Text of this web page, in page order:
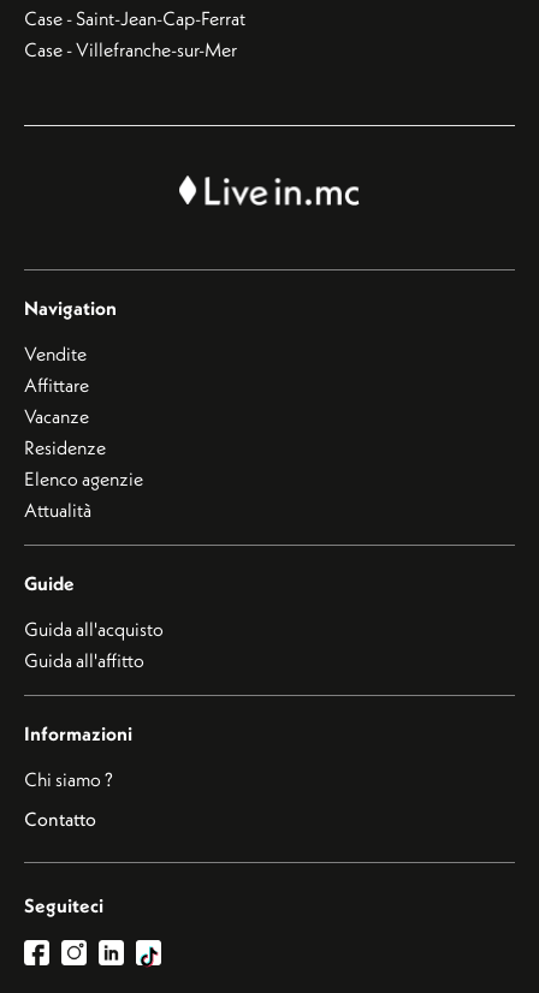
Case - Saint-Jean-Cap-Ferrat
Case - Villefranche-sur-Mer
Navigation
Vendite
Affittare
Vacanze
Residenze
Elenco agenzie
Attualità
Guide
Guida all'acquisto
Guida all'affitto
Informazioni
Chi siamo ?
Contatto
Seguiteci